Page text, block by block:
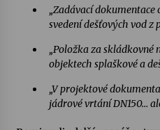
„Zadávací
svedení dešťových vod
„Položka za skládkovné
objektech splaškové a
„V projektové
jádrové vrtání DN150…